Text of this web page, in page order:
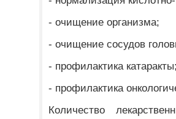
- очищение организма;
- очищение сосудов
- профилактика
- профилактика
Количество